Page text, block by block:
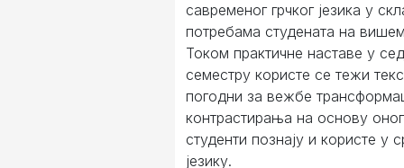
савременог грчког језика у
потребама студената на
Током практичне наставе у
семестру користе се тежи
погодни за вежбе
контрастирања на основу
студенти познају и користе у
језику.